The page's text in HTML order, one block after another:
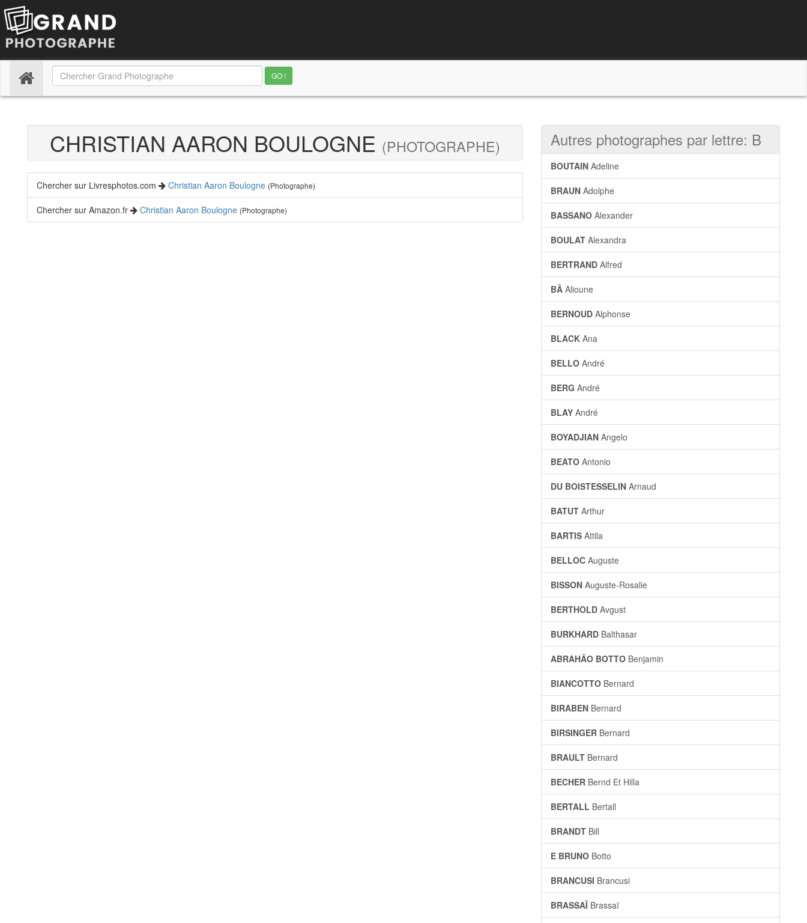
(current)
CHRISTIAN AARON BOULOGNE (PHOTOGRAPHE)
Chercher sur Livresphotos.com Christian Aaron Boulogne (Photographe)
Chercher sur Amazon.fr Christian Aaron Boulogne (Photographe)
Autres photographes par lettre: B
BOUTAIN Adeline
BRAUN Adolphe
BASSANO Alexander
BOULAT Alexandra
BERTRAND Alfred
BÂ Alioune
BERNOUD Alphonse
BLACK Ana
BELLO André
BERG André
BLAY André
BOYADJIAN Angelo
BEATO Antonio
DU BOISTESSELIN Arnaud
BATUT Arthur
BARTIS Attila
BELLOC Auguste
BISSON Auguste-Rosalie
BERTHOLD Avgust
BURKHARD Balthasar
ABRAHÃO BOTTO Benjamin
BIANCOTTO Bernard
BIRABEN Bernard
BIRSINGER Bernard
BRAULT Bernard
BECHER Bernd Et Hilla
BERTALL Bertall
BRANDT Bill
E BRUNO Botto
BRANCUSI Brancusi
BRASSAÏ Brassaï